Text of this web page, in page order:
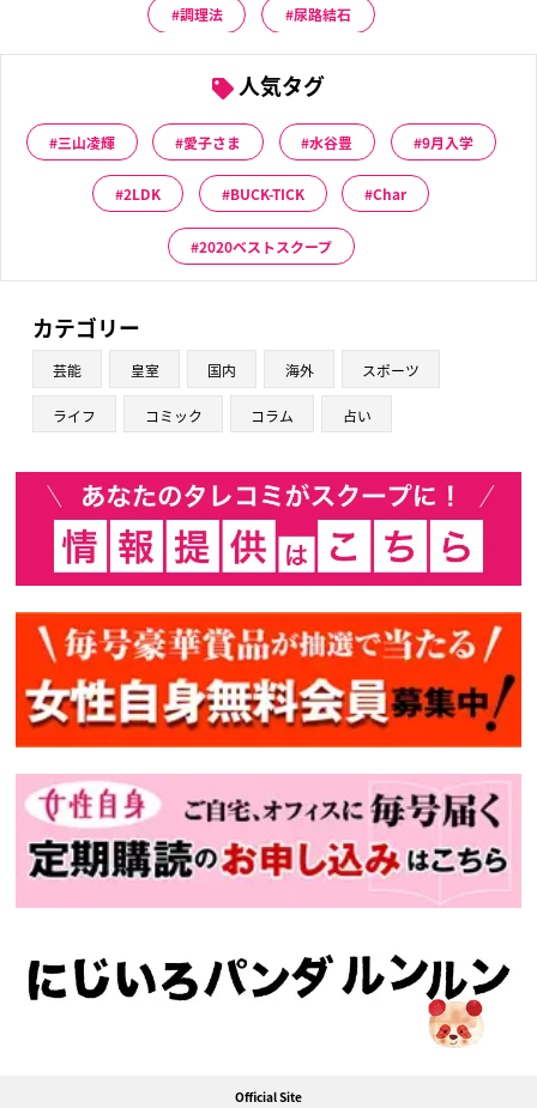
調理法 尿路結石
人気タグ
三山凌輝 愛子さま 水谷豊 9月入学
2LDK BUCK-TICK Char
2020ベストスクープ
カテゴリー
芸能 皇室 国内 海外 スポーツ
ライフ コミック コラム 占い
Official Site